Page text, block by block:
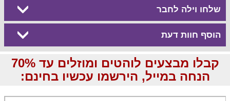
שלחו וילה לחבר
הוסף חוות דעת
קבלו מבצעים לוהטים ומוזלים עד 70%
הנחה במייל, הירשמו עכשיו בחינם: